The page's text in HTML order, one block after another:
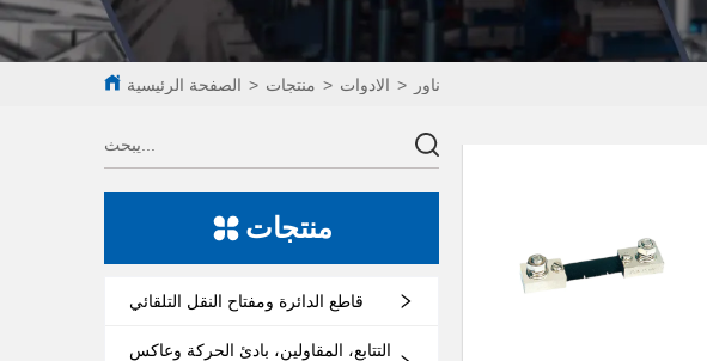
الصفحة الرئيسية > منتجات > الادوات > ناور
منتجات
قاطع الدائرة ومفتاح النقل التلقائي
التتابع، المقاولين، بادئ الحركة وعاكس